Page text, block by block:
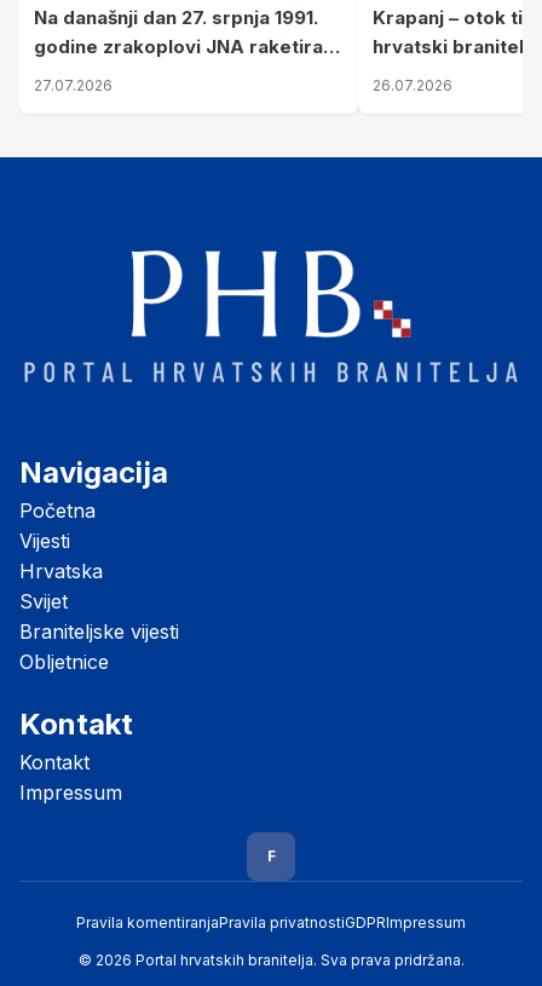
Na današnji dan 27. srpnja 1991.
godine zrakoplovi JNA raketirali
su vojarnu i obučni centar "Nikola
27.07.2026
Krapanj – otok
hrvatski branitelji
pronalaze mir
26.07.2026
Navigacija
Početna
Vijesti
Hrvatska
Svijet
Braniteljske vijesti
Obljetnice
Kontakt
Kontakt
Impressum
F
Pravila komentiranjaPravila privatnostiGDPRImpressum
© 2026 Portal hrvatskih branitelja. Sva prava pridržana.